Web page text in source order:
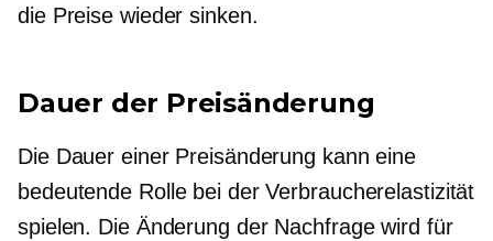
die Preise wieder sinken.
Dauer der Preisänderung
Die Dauer einer Preisänderung kann eine
bedeutende Rolle bei der Verbraucherelastizität
spielen. Die Änderung der Nachfrage wird für